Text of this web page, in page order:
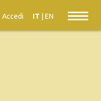
Accedi IT EN